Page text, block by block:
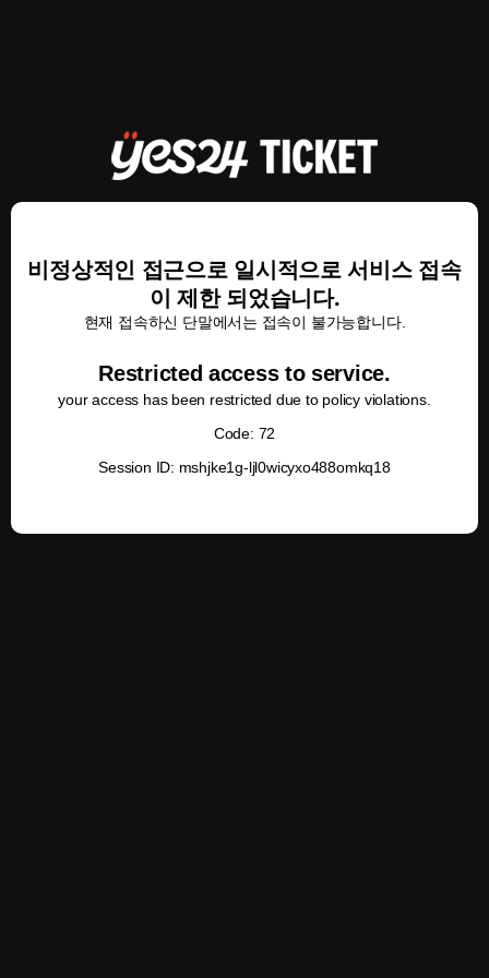
비정상적인 접근으로 일시적으로 서비스 접속
이 제한 되었습니다.
현재 접속하신 단말에서는 접속이 불가능합니다.
Restricted access to service.
your access has been restricted due to policy violations.
Code: 72
Session ID: mshjke1g-ljl0wicyxo488omkq18